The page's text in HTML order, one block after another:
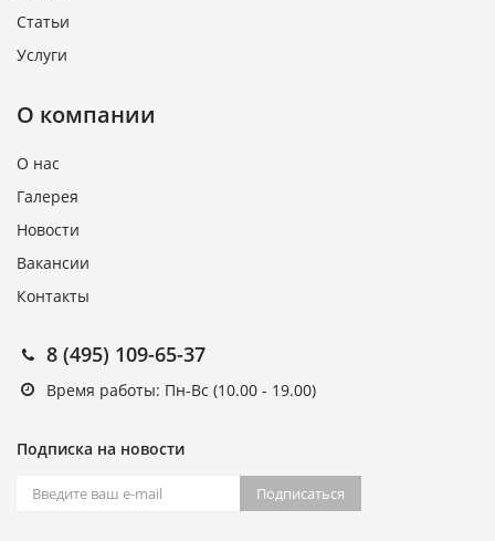
Статьи
Услуги
О компании
О нас
Галерея
Новости
Вакансии
Контакты
8 (495) 109-65-37
Время работы: Пн-Вс (10.00 - 19.00)
Подписка на новости
Подписаться